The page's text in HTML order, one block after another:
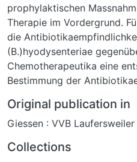
prophylaktischen
Therapie im Vordergrund.
die
(B.)hyodysenteriae
Chemotherapeutika eine
Bestimmung der
im Labor charakterisiert
Dunkelfeldmikroskopie
Original publication in
Giessen : VVB Laufersweiler
Collections